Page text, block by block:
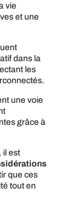
vie
et une
dans la
les
une voie
grâce à
il est
que ces
tout en